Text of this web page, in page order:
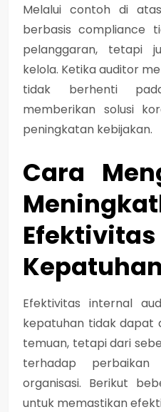
Melalui contoh di
berbasis compliance
pelanggaran, tetapi
kelola. Ketika auditor
tidak berhenti
memberikan solusi
peningkatan kebijakan.
Cara
Kepatuhan
Efektivitas internal
kepatuhan tidak dapat
temuan, tetapi dari
terhadap
organisasi. Berikut
untuk memastikan